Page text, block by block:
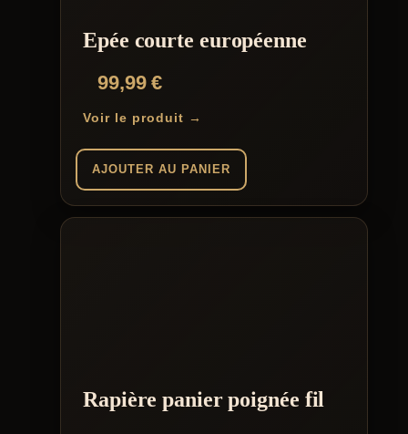
Epée courte européenne
99,99€
Voir le produit →
AJOUTER AU PANIER
Rapière panier poignée fil